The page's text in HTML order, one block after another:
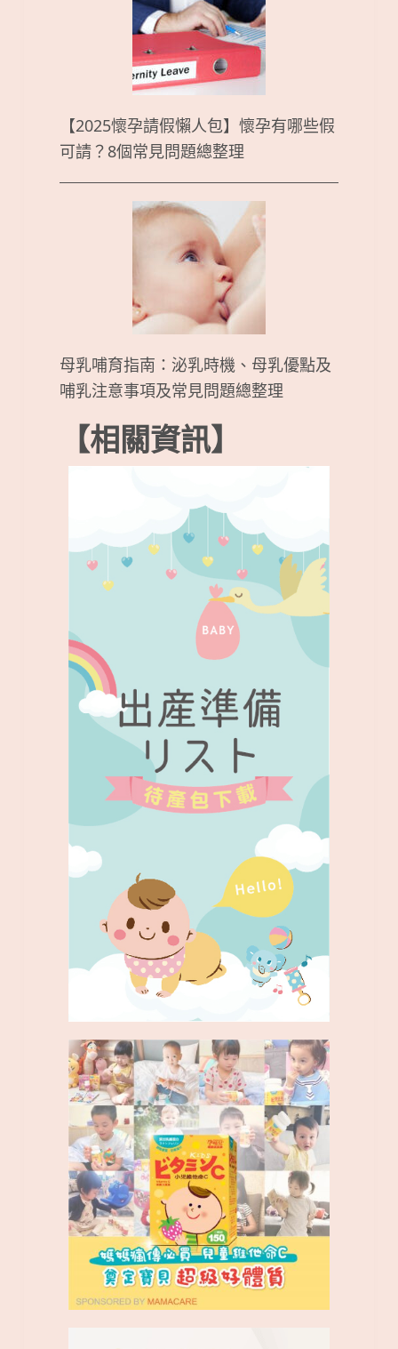
【2025懷孕請假懶人包】懷孕有哪些假
可請？8個常見問題總整理
母乳哺育指南：泌乳時機、母乳優點及
哺乳注意事項及常見問題總整理
【相關資訊】